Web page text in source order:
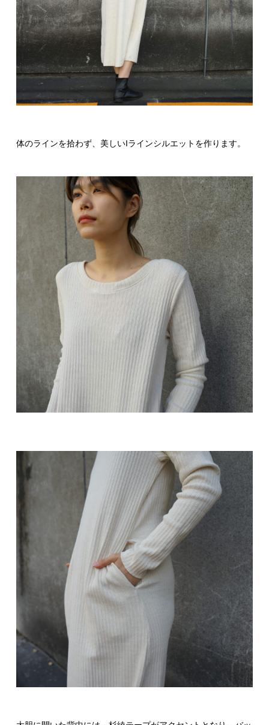
体のラインを拾わず、美しいIラインシルエットを作ります。